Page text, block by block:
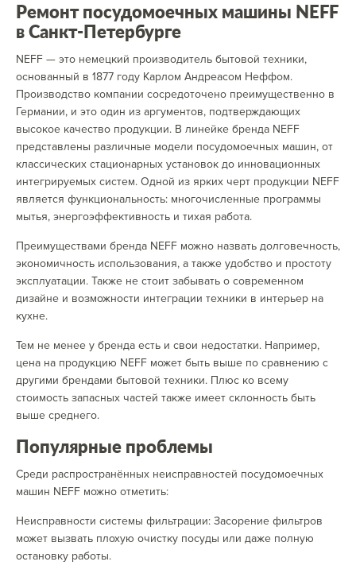
Ремонт посудомоечных машины NEFF
в Санкт-Петербурге
NEFF — это немецкий производитель бытовой техники,
основанный в 1877 году Карлом Андреасом Неффом.
Производство компании сосредоточено преимущественно в
Германии, и это один из аргументов, подтверждающих
высокое качество продукции. В линейке бренда NEFF
представлены различные модели посудомоечных машин, от
классических стационарных установок до инновационных
интегрируемых систем. Одной из ярких черт продукции NEFF
является функциональность: многочисленные программы
мытья, энергоэффективность и тихая работа.
Преимуществами бренда NEFF можно назвать долговечность,
экономичность использования, а также удобство и простоту
эксплуатации. Также не стоит забывать о современном
дизайне и возможности интеграции техники в интерьер на
кухне.
Тем не менее у бренда есть и свои недостатки. Например,
цена на продукцию NEFF может быть выше по сравнению с
другими брендами бытовой техники. Плюс ко всему
стоимость запасных частей также имеет склонность быть
выше среднего.
Популярные проблемы
Среди распространённых неисправностей посудомоечных
машин NEFF можно отметить:
Неисправности системы фильтрации: Засорение фильтров
может вызвать плохую очистку посуды или даже полную
остановку работы.